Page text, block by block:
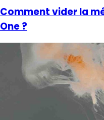
Comment vider la
One ?